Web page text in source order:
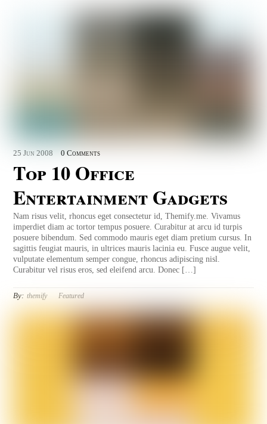
25 Jun 2008 0 Comments
Top 10 Office
Entertainment Gadgets
Nam risus velit, rhoncus eget consectetur id, Themify.me. Vivamus
imperdiet diam ac tortor tempus posuere. Curabitur at arcu id turpis
posuere bibendum. Sed commodo mauris eget diam pretium cursus. In
sagittis feugiat mauris, in ultrices mauris lacinia eu. Fusce augue velit,
vulputate elementum semper congue, rhoncus adipiscing nisl.
Curabitur vel risus eros, sed eleifend arcu. Donec […]
By: themify Featured